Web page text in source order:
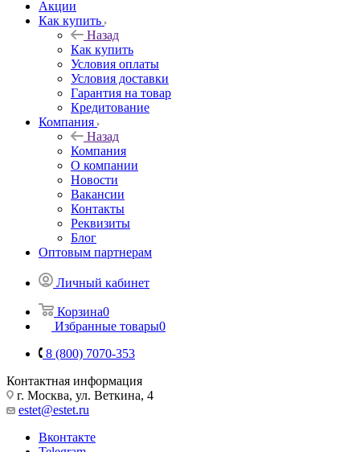
Акции
Как купить
Назад
Как купить
Условия оплаты
Условия доставки
Гарантия на товар
Кредитование
Компания
Назад
Компания
О компании
Новости
Вакансии
Контакты
Реквизиты
Блог
Оптовым партнерам
Личный кабинет
Корзина0
Избранные товары0
8 (800) 7070-353
Контактная информация
г. Москва, ул. Веткина, 4
estet@estet.ru
Вконтакте